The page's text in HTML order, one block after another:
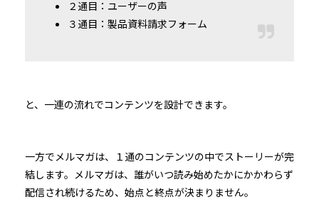
２通目：ユーザーの声
３通目：製品資料請求フォーム
と、一連の流れでコンテンツを設計できます。
一方でメルマガは、１通のコンテンツの中でストーリーが完
結します。メルマガは、誰がいつ読み始めたかにかかわらず
配信され続けるため、始点と終点が決まりません。